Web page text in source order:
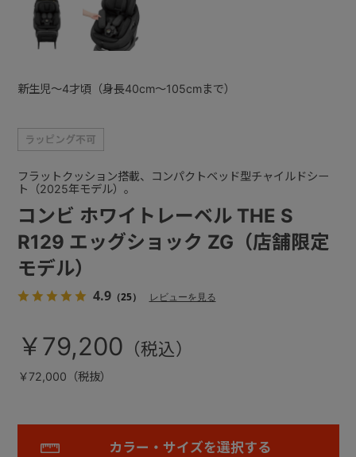
コンビ ホワイトレーベル THE S
R129 エッグショック ZG（店舗限定
モデル）
4.9（25） レビューを見る
フラットクッション搭載、コンパクトベッド型チャイルドシー
ト（2025年モデル）。
￥79,200
￥72,000（税抜）
カラー・サイズを選択する
新生児～4才頃（身長40cm～105cmまで）